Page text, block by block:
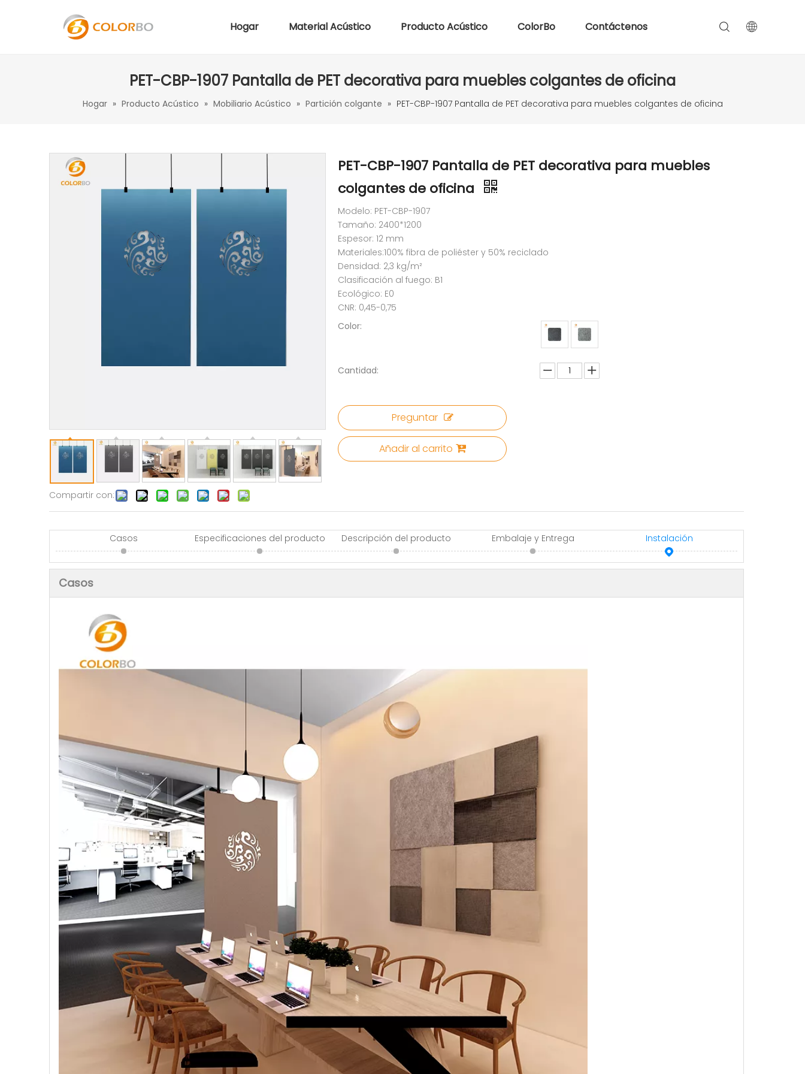
Hogar Material Acústico Producto Acústico ColorBo Contáctenos
PET-CBP-1907 Pantalla de PET decorativa para muebles colgantes de oficina
Hogar » Producto Acústico » Mobiliario Acústico » Partición colgante » PET-CBP-1907 Pantalla de PET decorativa para muebles colgantes de oficina
Compartir con:
PET-CBP-1907 Pantalla de PET decorativa para muebles
colgantes de oficina
Modelo: PET-CBP-1907
Tamaño: 2400*1200
Espesor: 12 mm
Materiales:100% fibra de poliéster y 50% reciclado
Densidad: 2,3 kg/m²
Clasificación al fuego: B1
Ecológico: E0
CNR: 0,45-0,75
Color:
Cantidad:
Preguntar
Añadir al carrito
Casos Especificaciones del producto Descripción del producto Embalaje y Entrega Instalación
Casos